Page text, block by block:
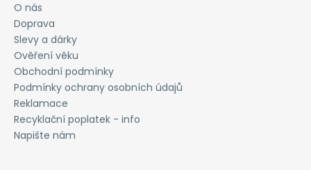
O nás
Doprava
Slevy a dárky
Ověření věku
Obchodní podmínky
Podmínky ochrany osobních údajů
Reklamace
Recyklační poplatek - info
Napište nám